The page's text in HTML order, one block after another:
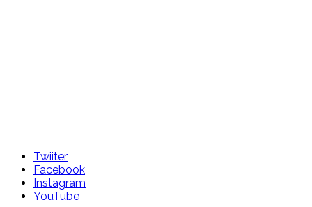
Twiiter
Facebook
Instagram
YouTube